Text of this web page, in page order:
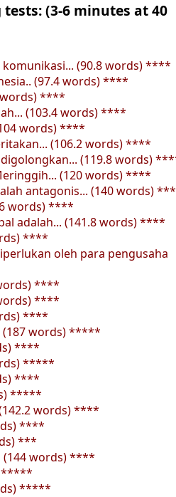
(3-6 minutes at 40
komunikasi... (90.8 words) ****
(97.4 words) ****
words) ****
(103.4 words) ****
words) ****
(106.2 words) ****
(119.8 words)
(120 words) ****
antagonis... (140 words)
words) ****
adalah... (141.8 words) ****
****
oleh para pengusaha
****
****
****
(187 words) *****
****
*****
****
*****
words) ****
****
***
(144 words) ****
*****
*****